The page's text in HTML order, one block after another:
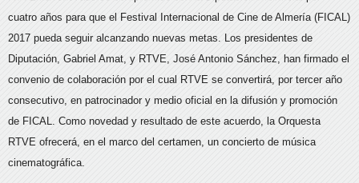
cuatro años para que el Festival Internacional de Cine de Almería (FICAL)
2017 pueda seguir alcanzando nuevas metas. Los presidentes de
Diputación, Gabriel Amat, y RTVE, José Antonio Sánchez, han firmado el
convenio de colaboración por el cual RTVE se convertirá, por tercer año
consecutivo, en patrocinador y medio oficial en la difusión y promoción
de FICAL. Como novedad y resultado de este acuerdo, la Orquesta
RTVE ofrecerá, en el marco del certamen, un concierto de música
cinematográfica.